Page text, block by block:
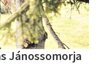
Jánossomorja